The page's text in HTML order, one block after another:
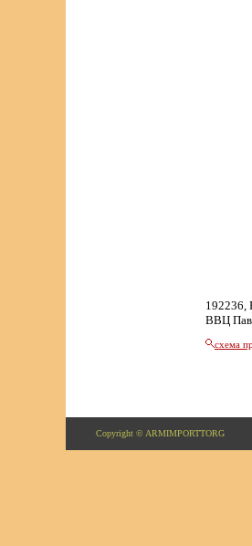
192236,
ВВЦ
схема
Copyright © ARMIMPORTTORG